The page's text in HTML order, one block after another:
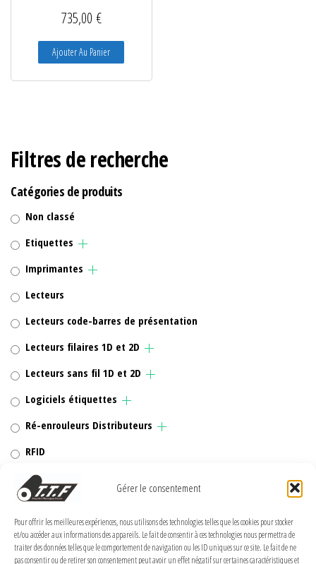
Gérer le consentement
Pour offrir les meilleures expériences, nous utilisons des technologies telles que les cookies pour stocker
et/ou accéder aux informations des appareils. Le fait de consentir à ces technologies nous permettra de
traiter des données telles que le comportement de navigation ou les ID uniques sur ce site. Le fait de ne
pas consentir ou de retirer son consentement peut avoir un effet négatif sur certaines caractéristiques et
735,00 €
Ajouter Au Panier
Filtres de recherche
Catégories de produits
Non classé
Etiquettes
Imprimantes
Lecteurs
Lecteurs code-barres de présentation
Lecteurs filaires 1D et 2D
Lecteurs sans fil 1D et 2D
Logiciels étiquettes
Ré-enrouleurs Distributeurs
RFID
Rubans transfert thermique
Têtes d'impression